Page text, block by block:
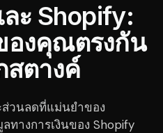
ะ Shopify:
องคุณตรงกัน
สตางค์
วนลดที่แม่นยำของ
ทางการเงินของ Shopify